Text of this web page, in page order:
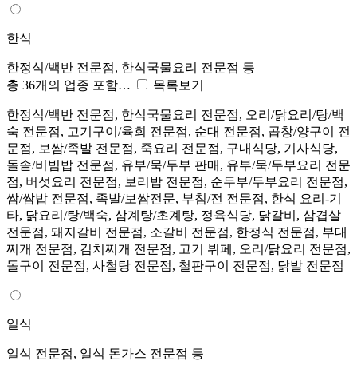
한식
한정식/백반 전문점, 한식국물요리 전문점 등
총 36개의 업종 포함…
목록보기
한정식/백반 전문점, 한식국물요리 전문점, 오리/닭요리/탕/백
숙 전문점, 고기구이/육회 전문점, 순대 전문점, 곱창/양구이 전
문점, 보쌈/족발 전문점, 죽요리 전문점, 구내식당, 기사식당,
돌솥/비빔밥 전문점, 유부/묵/두부 판매, 유부/묵/두부요리 전문
점, 버섯요리 전문점, 보리밥 전문점, 순두부/두부요리 전문점,
쌈/쌈밥 전문점, 족발/보쌈전문, 부침/전 전문점, 한식 요리-기
타, 닭요리/탕/백숙, 삼계탕/초계탕, 정육식당, 닭갈비, 삼겹살
전문점, 돼지갈비 전문점, 소갈비 전문점, 한정식 전문점, 부대
찌개 전문점, 김치찌개 전문점, 고기 뷔페, 오리/닭요리 전문점,
돌구이 전문점, 사철탕 전문점, 철판구이 전문점, 닭발 전문점
일식
일식 전문점, 일식 돈가스 전문점 등